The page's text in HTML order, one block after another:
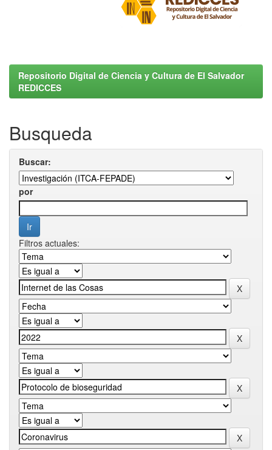
Repositorio Digital de Ciencia y Cultura de El Salvador
REDICCES
Busqueda
Buscar:
por
Filtros actuales: